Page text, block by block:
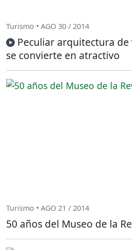
Turismo • AGO 30 / 2014
Peculiar arquitectura de
se convierte en atractivo
Turismo • AGO 21 / 2014
50 años del Museo de la